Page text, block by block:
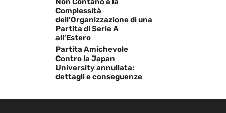
Complessità
dell’Organizzazione di una
Partita di Serie A
all’Estero
Partita Amichevole
Contro la Japan
University annullata:
dettagli e conseguenze